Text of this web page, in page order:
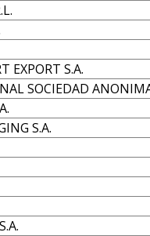
EXPORT S.A.
SOCIEDAD
S.A.